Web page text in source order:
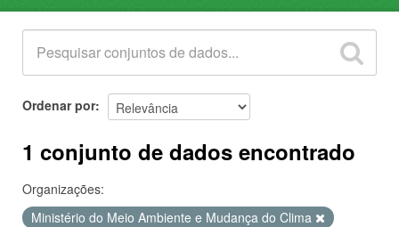
Organizações
Grupos
Sobre
Ordenar por
1 conjunto de dados encontrado
Organizações:
Ministério do Meio Ambiente e Mudança do Clima